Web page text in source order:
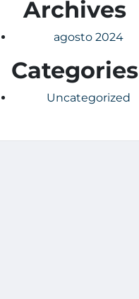
Archives
agosto 2024
Categories
Uncategorized